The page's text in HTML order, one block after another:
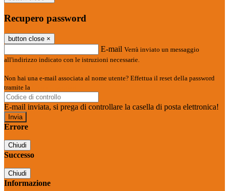
Recupero password
button close ×
E-mail Verrà inviato un messaggio
all'indirizzo indicato con le istruzioni necessarie.
Non hai una e-mail associata al nome utente? Effettua il reset della password
tramite la
E-mail inviata, si prega di controllare la casella di posta elettronica!
Errore
Chiudi
Successo
Chiudi
Informazione